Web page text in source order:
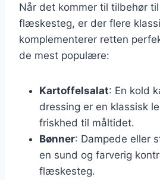
Når det kommer til tilbehør
flæskesteg, er der flere
komplementerer retten
de mest populære:
Kartoffelsalat: En kold
dressing er en klassisk
friskhed til måltidet.
Bønner: Dampede eller
en sund og farverig
flæskesteg.